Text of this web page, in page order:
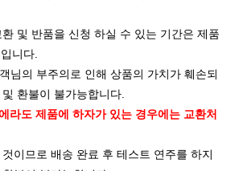
및 반품을 신청 하실 수 있는 기간은 제품
니다.
님의 부주의로 인해 상품의 가치가 훼손되
환불이 불가능합니다.
라도 제품에 하자가 있는 경우에는 교환처
이므로 배송 완료 후 테스트 연주를 하지